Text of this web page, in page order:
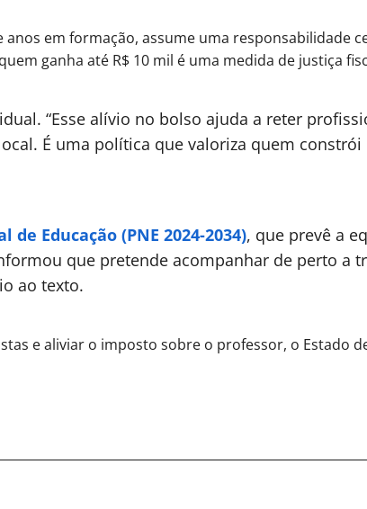
em formação, assume uma responsabilidade
ganha até R$ 10 mil é uma medida de justiça
“Esse alívio no bolso ajuda a reter
É uma política que valoriza quem
de Educação (PNE 2024-2034), que prevê a
que pretende acompanhar de perto a
ao texto.
e aliviar o imposto sobre o professor, o Estado